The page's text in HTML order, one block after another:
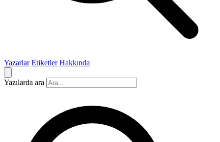
Yazarlar Etiketler Hakkında
Yazılarda ara